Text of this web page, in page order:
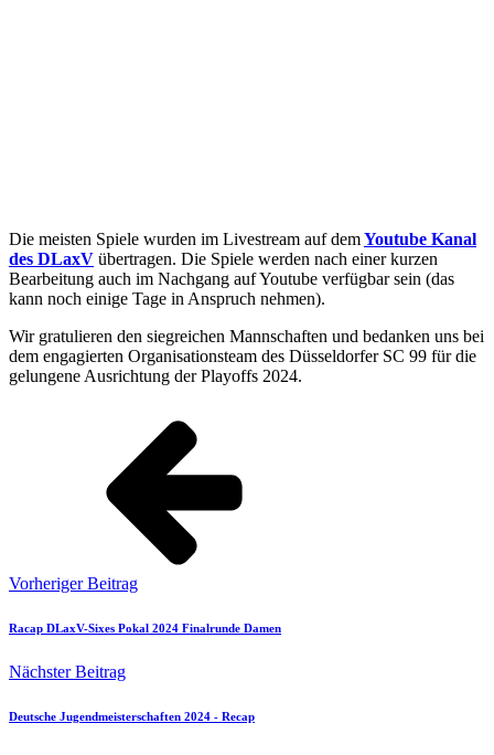
Die meisten Spiele wurden im Livestream auf demYoutube Kanal
des DLaxV übertragen. Die Spiele werden nach einer kurzen
Bearbeitung auch im Nachgang auf Youtube verfügbar sein (das
kann noch einige Tage in Anspruch nehmen).
Wir gratulieren den siegreichen Mannschaften und bedanken uns bei
dem engagierten Organisationsteam des Düsseldorfer SC 99 für die
gelungene Ausrichtung der Playoffs 2024.
Vorheriger Beitrag
Racap DLaxV-Sixes Pokal 2024 Finalrunde Damen
Nächster Beitrag
Deutsche Jugendmeisterschaften 2024 - Recap